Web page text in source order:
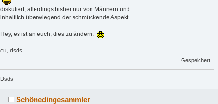
diskutiert, allerdings bisher nur von Männern und
inhaltlich überwiegend der schmückende Aspekt.
Hey, es ist an euch, dies zu ändern.
cu, dsds
Gespeichert
Dsds
Schönedingesammler